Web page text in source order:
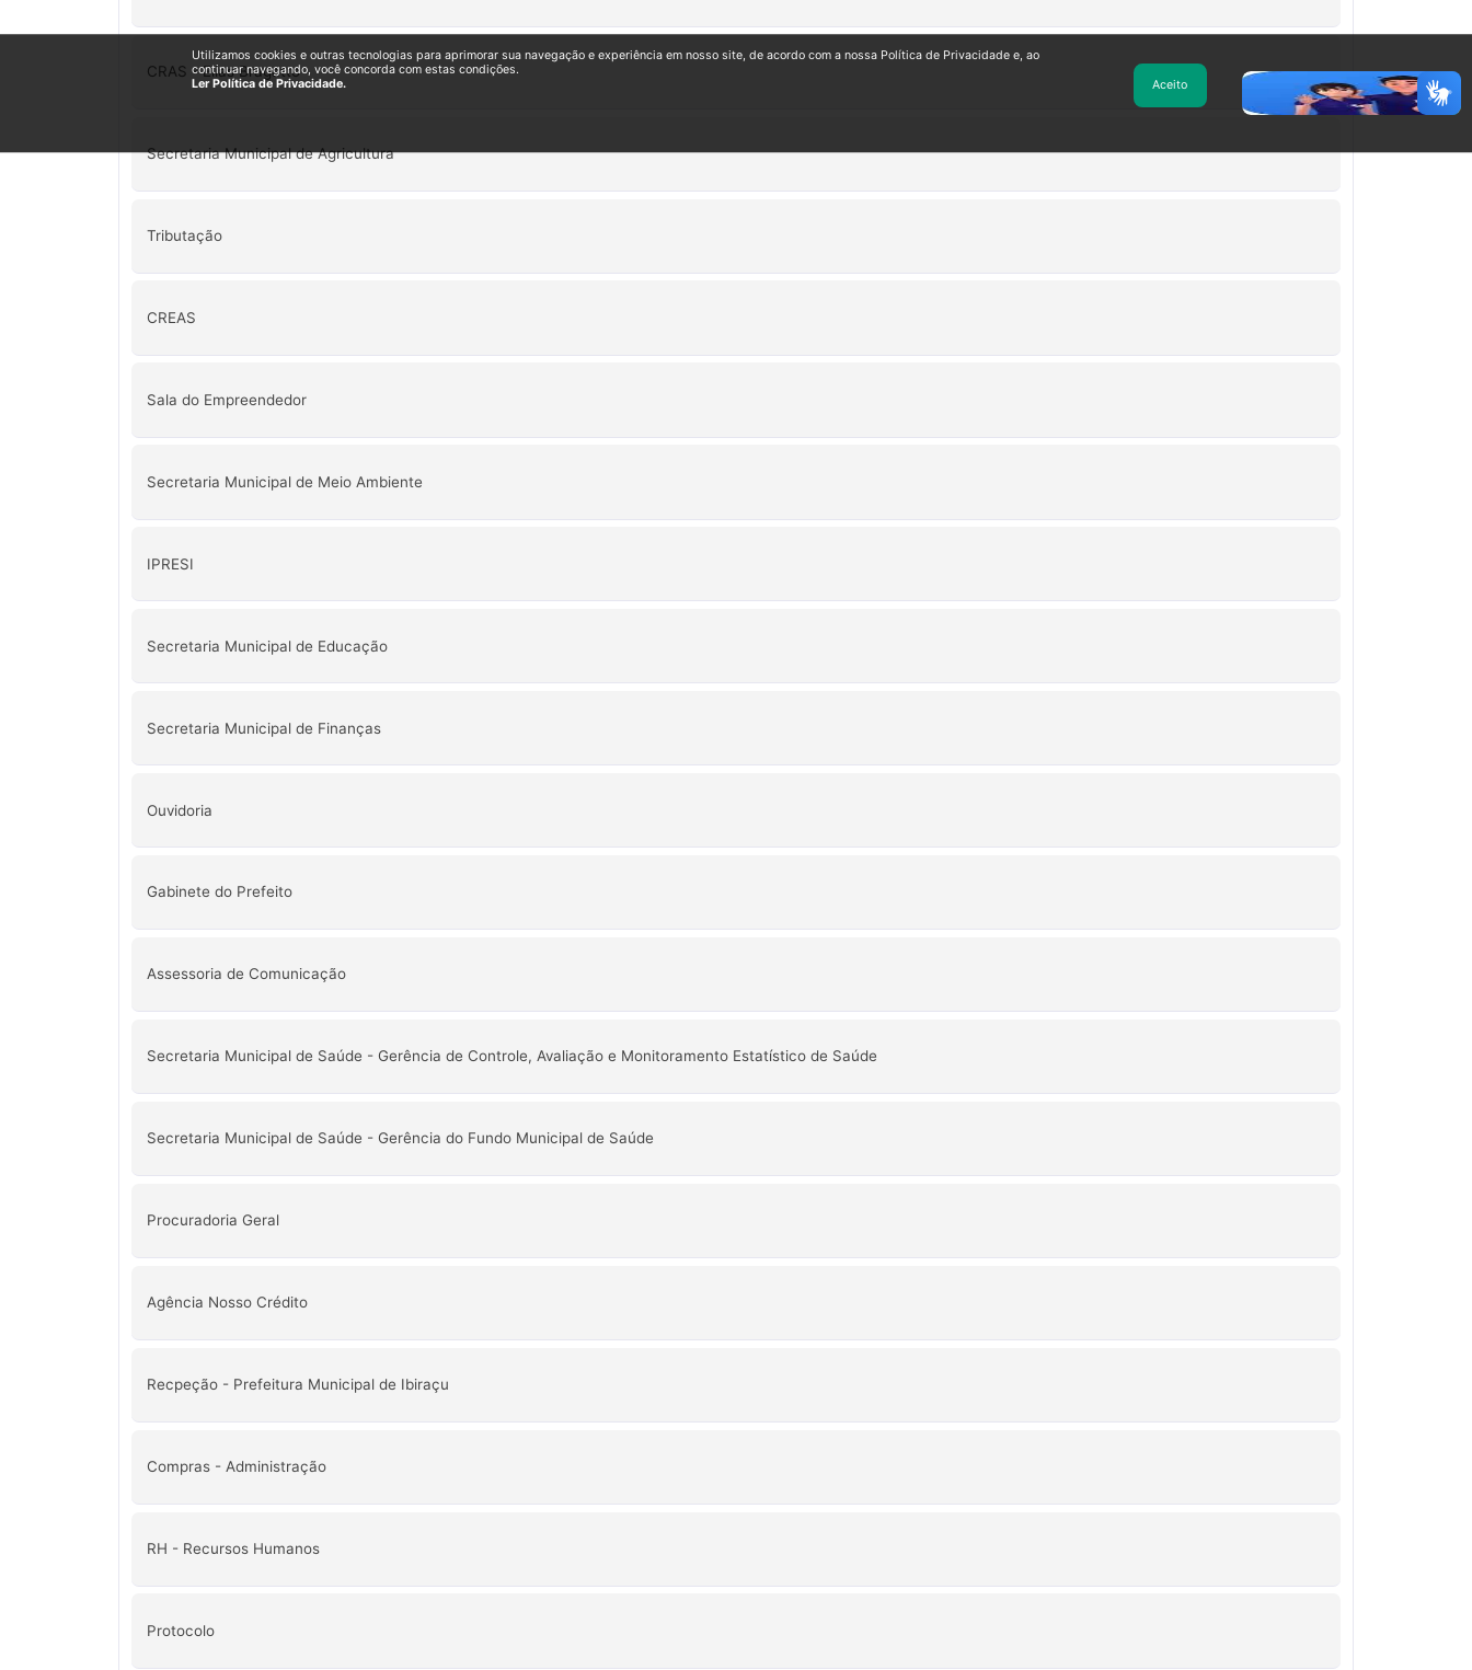
Utilizamos cookies e outras tecnologias para aprimorar sua navegação e experiência em nosso site, de acordo com a nossa Política de Privacidade e, ao
continuar navegando, você concorda com estas condições.
Ler Política de Privacidade.
Aceito
CRAS - Elias Bragatto
Secretaria Municipal de Agricultura
Tributação
CREAS
Sala do Empreendedor
Secretaria Municipal de Meio Ambiente
IPRESI
Secretaria Municipal de Educação
Secretaria Municipal de Finanças
Ouvidoria
Gabinete do Prefeito
Assessoria de Comunicação
Secretaria Municipal de Saúde - Gerência de Controle, Avaliação e Monitoramento Estatístico de Saúde
Secretaria Municipal de Saúde - Gerência do Fundo Municipal de Saúde
Procuradoria Geral
Agência Nosso Crédito
Recpeção - Prefeitura Municipal de Ibiraçu
Compras - Administração
RH - Recursos Humanos
Protocolo